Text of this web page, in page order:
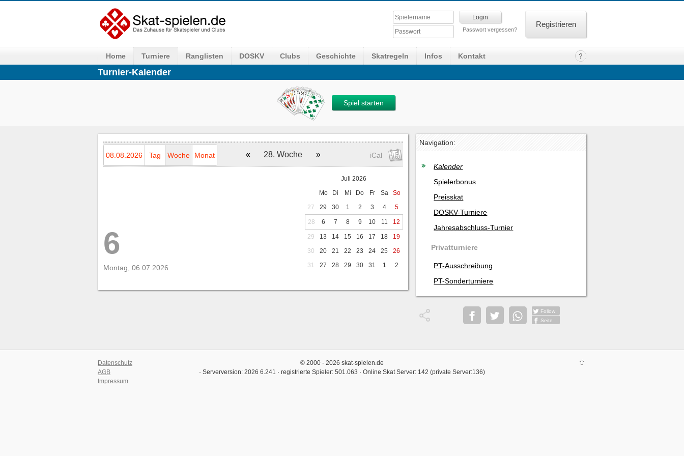
Passwort vergessen?
Registrieren
Home Turniere Ranglisten DOSKV Clubs Geschichte Skatregeln Infos Kontakt
Turnier-Kalender
Spiel starten
08.08.2026 Tag Woche Monat « 28. Woche » iCal
6
Montag, 06.07.2026
Juli 2026
Mo
Di Mi Do Fr Sa
So
27
29 30 1 2 3 4 5
28 6 7 8 9 10 11 12
29 13 14 15 16 17 18
19
30
20 21 22 23 24 25
26
31
27 28 29 30 31 1 2
Navigation:
Kalender
Spielerbonus
Preisskat
DOSKV-Turniere
Jahresabschluss-Turnier
Privatturniere
PT-Ausschreibung
PT-Sonderturniere
Follow
Seite
Datenschutz
AGB
Impressum
© 2000 - 2026 skat-spielen.de
· Serverversion: 2026 6.241 · registrierte Spieler: 501.063 · Online Skat Server: 142 (private Server:136)